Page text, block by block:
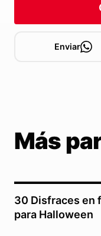
Enviar
Más
30 Disfraces en
para Halloween